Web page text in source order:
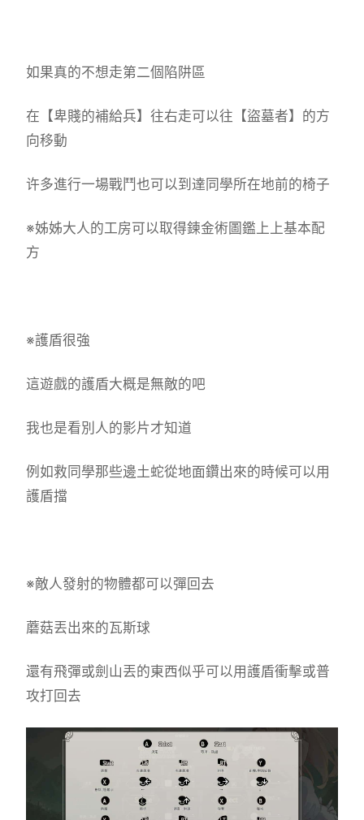
如果真的不想走第二個陷阱區
在【卑賤的補給兵】往右走可以往【盜墓者】的方
向移動
许多進行一場戰鬥也可以到達同學所在地前的椅子
※姊姊大人的工房可以取得鍊金術圖鑑上上基本配
方
※護盾很強
這遊戲的護盾大概是無敵的吧
我也是看別人的影片才知道
例如救同學那些邊土蛇從地面鑽出來的時候可以用
護盾擋
※敵人發射的物體都可以彈回去
蘑菇丟出來的瓦斯球
還有飛彈或劍山丟的東西似乎可以用護盾衝擊或普
攻打回去